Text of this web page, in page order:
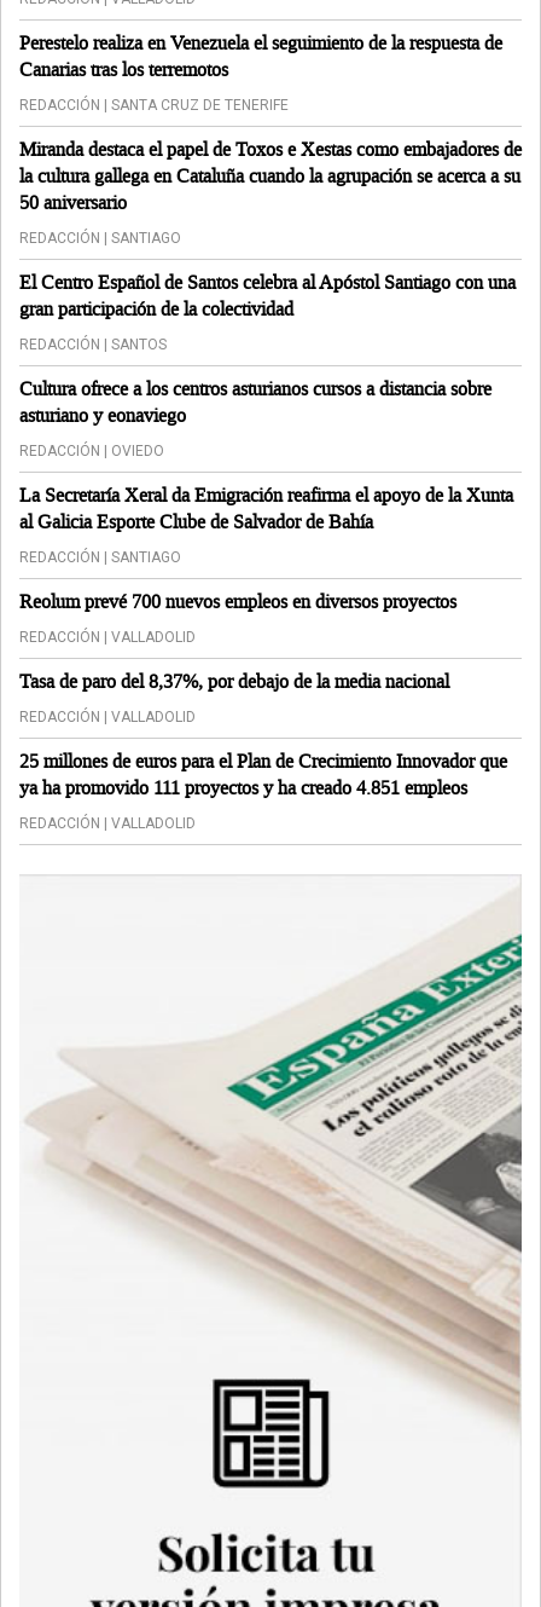
Perestelo realiza en Venezuela el seguimiento de la respuesta de
Canarias tras los terremotos
REDACCIÓN | SANTA CRUZ DE TENERIFE
Miranda destaca el papel de Toxos e Xestas como embajadores de
la cultura gallega en Cataluña cuando la agrupación se acerca a su
50 aniversario
REDACCIÓN | SANTIAGO
El Centro Español de Santos celebra al Apóstol Santiago con una
gran participación de la colectividad
REDACCIÓN | SANTOS
Cultura ofrece a los centros asturianos cursos a distancia sobre
asturiano y eonaviego
REDACCIÓN | OVIEDO
La Secretaría Xeral da Emigración reafirma el apoyo de la Xunta
al Galicia Esporte Clube de Salvador de Bahía
REDACCIÓN | SANTIAGO
Reolum prevé 700 nuevos empleos en diversos proyectos
REDACCIÓN | VALLADOLID
Tasa de paro del 8,37%, por debajo de la media nacional
REDACCIÓN | VALLADOLID
25 millones de euros para el Plan de Crecimiento Innovador que
ya ha promovido 111 proyectos y ha creado 4.851 empleos
REDACCIÓN | VALLADOLID